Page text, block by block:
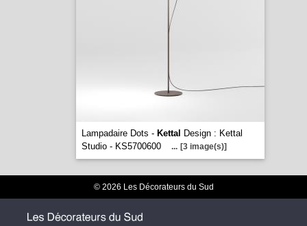
Lampadaire Dots - Kettal Design : Kettal
Studio - KS5700600
... [3 image(s)]
© 2026 Les Décorateurs du Sud